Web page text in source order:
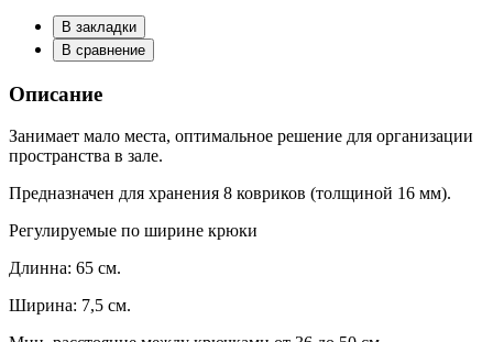
В закладки
В сравнение
Описание
Занимает мало места, оптимальное решение для организации
пространства в зале.
Предназначен для хранения 8 ковриков (толщиной 16 мм).
Регулируемые по ширине крюки
Длинна: 65 см.
Ширина: 7,5 см.